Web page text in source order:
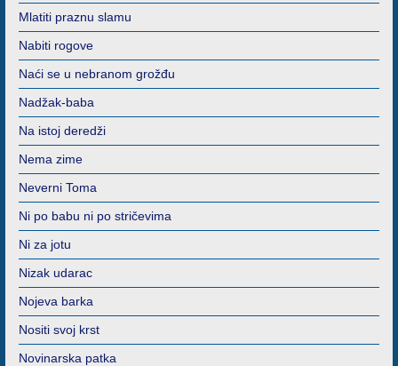
Mlatiti praznu slamu
Nabiti rogove
Naći se u nebranom grožđu
Nadžak-baba
Na istoj deredži
Nema zime
Neverni Toma
Ni po babu ni po stričevima
Ni za jotu
Nizak udarac
Nojeva barka
Nositi svoj krst
Novinarska patka